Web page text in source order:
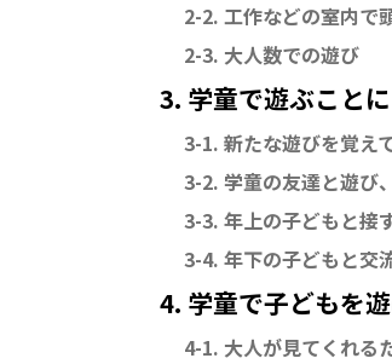
2-2. 工作などの室内で
2-3. 大人数での遊び
3. 学童で遊ぶこと
3-1. 新たな遊びを覚え
3-2. 学童の友達と遊び
3-3. 年上の子どもと接
3-4. 年下の子どもと交
4. 学童で子どもを
4-1. 大人が見てくれる